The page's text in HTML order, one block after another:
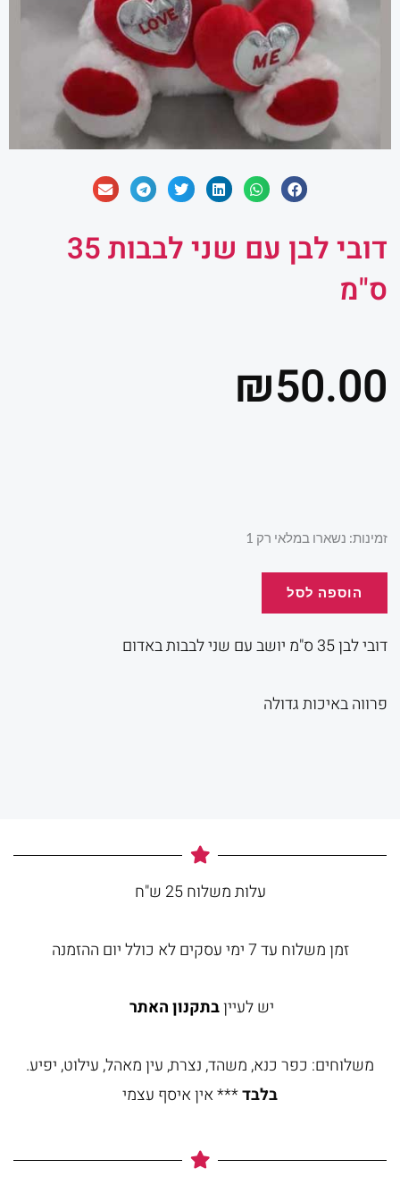
דובי לבן עם שני לבבות 35
ס"מ
₪50.00
זמינות: נשארו במלאי רק 1
כמות
35
הוספה לסל
דובי לבן 35 ס"מ יושב עם שני לבבות באדום
פרווה באיכות גדולה
עלות משלוח 25 ש"ח
זמן משלוח עד 7 ימי עסקים לא כולל יום ההזמנה
יש לעייןבתקנון האתר
משלוחים: כפר כנא, משהד, נצרת, עין מאהל, עילוט, יפיע.
בלבד*** אין איסף עצמי